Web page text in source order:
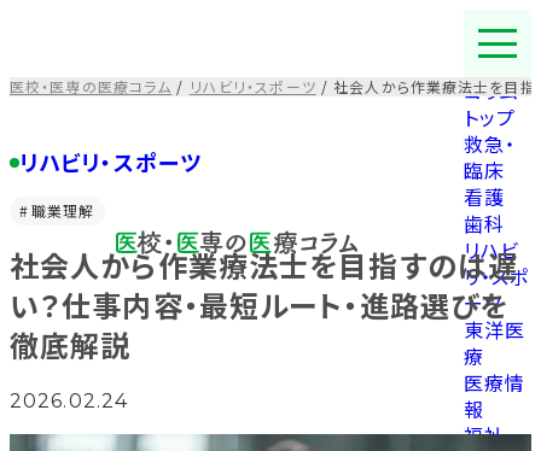
テ
ン
を
ス
キ
プ
す
る
コラム
トップ
救急・
臨床
看護
歯科
リハビ
リ・スポ
ーツ
東洋医
療
医療情
報
福祉
医校・医専の医療コラム / リハビリ・スポーツ / 社会人から作業療法士を目指
リハビリ・スポーツ
職業理解
社会人から作業療法士を目指すのは遅
い？仕事内容・最短ルート・進路選びを
徹底解説
2026.02.24